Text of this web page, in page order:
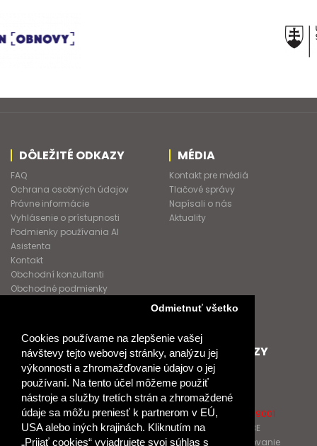
Cookies používame na zlepšenie vašej
návštevy tejto webovej stránky, analýzu jej
výkonnosti a zhromažďovanie údajov o jej
používaní. Na tento účel môžeme použiť
nástroje a služby tretích strán a zhromaždené
údaje sa môžu preniesť k partnerom v EÚ,
USA alebo iných krajinách. Kliknutím na
„Prijať cookies“ vyjadrujete svoj súhlas s
Odmietnuť všetko
DÔLEŽITÉ ODKAZY
FAQ
Ochrana osobných údajov
Právne informácie
Vyhlásenie o prístupnosti
Podmienky používania AI
Asistenta
Kontakt
Obchodní konzultanti
Obchodné podmienky
MÉDIA
Kontakt pre médiá
Tlačové správy
Napísali o nás
Aktuality
SPOLUPRACUJEME
Podporujeme
Naše projekty
Spolupracujeme
Pošlite nám správu
ĎALŠIE ODKAZY
O Raabe
O Klett
Naši autori
Certifikát kvality ISO 9001
Klientska zóna RAABE
Katalógy na prelistovanie